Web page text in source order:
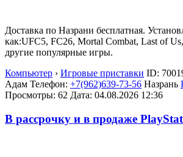
Доставка по Назрани бесплатная.
как:UFC5, FC26, Mortal Combat, Last of
другие популярные игры.
Компьютер › Игровые приставки ID:
Адам Телефон: +7(962)639-73-56 Назрань
Просмотры: 62 Дата: 04.08.2026 12:36
В рассрочку и в продаже